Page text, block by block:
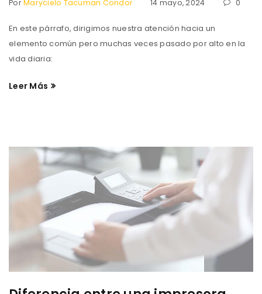
PorMarycielo Tacuman Condor 14 mayo, 2024 0
En este párrafo, dirigimos nuestra atención hacia un
elemento común pero muchas veces pasado por alto en la
vida diaria:
Leer Más